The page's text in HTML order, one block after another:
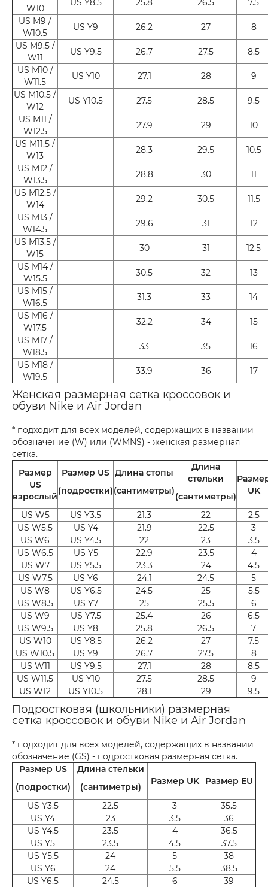
W10
US Y8.5 25.8 26.5
7.5
US M9 /
W10.5
US Y9 26.2 27
8
US M9.5 /
W11
US Y9.5 26.7 27.5
8.5
US M10 /
W11.5
US Y10 27.1 28
9
US M10.5 /
W12
US Y10.5 27.5 28.5
9.5
US M11 /
W12.5
27.9 29
10
US M11.5 /
W13
28.3 29.5
10.5
US M12 /
W13.5
28.8 30
11
US M12.5 /
W14
29.2 30.5
11.5
US M13 /
W14.5
29.6 31
12
US M13.5 /
W15
30 31
12.5
US M14 /
W15.5
30.5 32
13
US M15 /
W16.5
31.3 33
14
US M16 /
W17.5
32.2 34
15
US M17 /
W18.5
33 35
16
US M18 /
W19.5
33.9 36 17
Женская размерная сетка кроссовок и
обуви Nike и Air Jordan
* подходит для всех моделей, содержащих в названии
обозначение (W) или (WMNS) - женская размерная
сетка.
Размер
US
взрослый
Размер US
(подростки)
Длина стопы
(сантиметры)
Длина
стельки
(сантиметры)
UK
US W5 US Y3.5 21.3 22
2.5
US W5.5
US Y4 21.9 22.5
3
US W6
US Y4.5 22 23
3.5
US W6.5
US Y5 22.9 23.5
4
US W7
US Y5.5 23.3 24
4.5
US W7.5
US Y6 24.1 24.5
5
US W8
US Y6.5 24.5 25
5.5
US W8.5
US Y7 25 25.5
6
US W9
US Y7.5 25.4 26
6.5
US W9.5
US Y8 25.8 26.5
7
US W10
US Y8.5 26.2 27
7.5
US W10.5
US Y9 26.7 27.5
8
US W11
US Y9.5 27.1 28
8.5
US W11.5
US Y10 27.5 28.5
9
US W12
US Y10.5 28.1 29 9.5
Подростковая (школьники) размерная
сетка кроссовок и обуви Nike и Air Jordan
* подходит для всех моделей, содержащих в названии
обозначение (GS) - подростковая размерная сетка.
Размер US
(подростки)
Длина стельки
(сантиметры)
Размер UK Размер EU
US Y3.5 22.5 3
35.5
US Y4
23 3.5
36
US Y4.5
23.5 4
36.5
US Y5
23.5 4.5
37.5
US Y5.5
24 5
38
US Y6
24 5.5
38.5
US Y6.5
24.5 6 39